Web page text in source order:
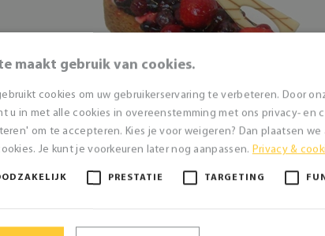
maakt gebruik van cookies.
cookies om uw gebruikerservaring te verbeteren. Door
u in met alle cookies in overeenstemming met ons privacy- en
om te accepteren. Kies je voor weigeren? Dan plaatsen we
Je kunt je voorkeuren later nog aanpassen. Privacy &
PRESTATIE TARGETING